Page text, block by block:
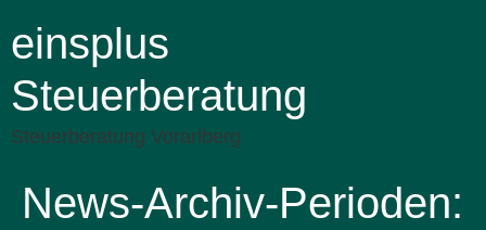
einsplus
Steuerberatung
Steuerberatung Vorarlberg
News-Archiv-Perioden: